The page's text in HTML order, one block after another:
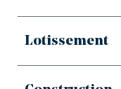
Lotissement